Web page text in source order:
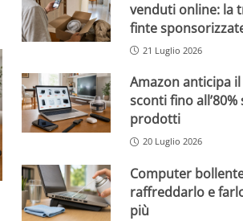
venduti online: la
finte
21 Luglio 2026
Amazon anticipa il
sconti fino
prodotti
20 Luglio 2026
Computer
raffreddarlo e
più